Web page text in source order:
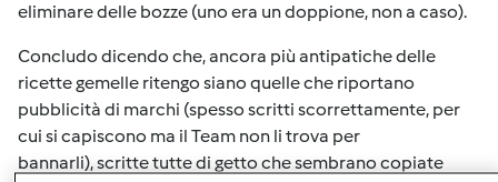
eliminare delle bozze (uno era un doppione, non a caso).
Concludo dicendo che, ancora più antipatiche delle
ricette gemelle ritengo siano quelle che riportano
pubblicità di marchi (spesso scritti scorrettamente, per
cui si capiscono ma il Team non li trova per
bannarli), scritte tutte di getto che sembrano copiate